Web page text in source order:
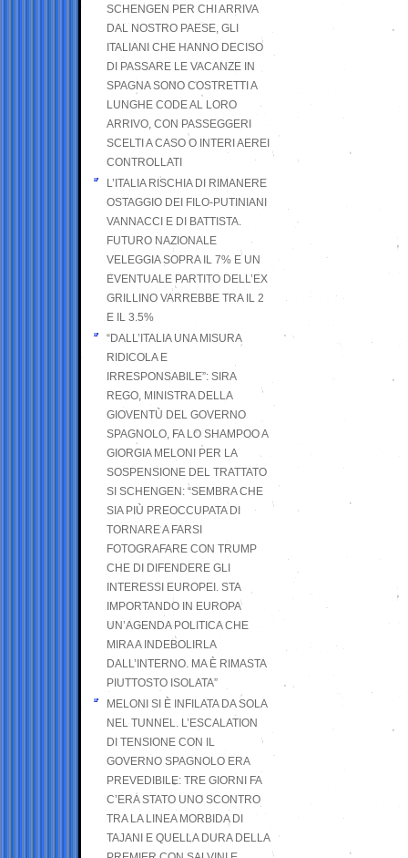
SCHENGEN PER CHI ARRIVA
DAL NOSTRO PAESE, GLI
ITALIANI CHE HANNO DECISO
DI PASSARE LE VACANZE IN
SPAGNA SONO COSTRETTI A
LUNGHE CODE AL LORO
ARRIVO, CON PASSEGGERI
SCELTI A CASO O INTERI AEREI
CONTROLLATI
L’ITALIA RISCHIA DI RIMANERE
OSTAGGIO DEI FILO-PUTINIANI
VANNACCI E DI BATTISTA.
FUTURO NAZIONALE
VELEGGIA SOPRA IL 7% E UN
EVENTUALE PARTITO DELL’EX
GRILLINO VARREBBE TRA IL 2
E IL 3.5%
“DALL’ITALIA UNA MISURA
RIDICOLA E
IRRESPONSABILE”: SIRA
REGO, MINISTRA DELLA
GIOVENTÙ DEL GOVERNO
SPAGNOLO, FA LO SHAMPOO A
GIORGIA MELONI PER LA
SOSPENSIONE DEL TRATTATO
SI SCHENGEN: “SEMBRA CHE
SIA PIÙ PREOCCUPATA DI
TORNARE A FARSI
FOTOGRAFARE CON TRUMP
CHE DI DIFENDERE GLI
INTERESSI EUROPEI. STA
IMPORTANDO IN EUROPA
UN’AGENDA POLITICA CHE
MIRA A INDEBOLIRLA
DALL’INTERNO. MA È RIMASTA
PIUTTOSTO ISOLATA”
MELONI SI È INFILATA DA SOLA
NEL TUNNEL. L’ESCALATION
DI TENSIONE CON IL
GOVERNO SPAGNOLO ERA
PREVEDIBILE: TRE GIORNI FA
C’ERA STATO UNO SCONTRO
TRA LA LINEA MORBIDA DI
TAJANI E QUELLA DURA DELLA